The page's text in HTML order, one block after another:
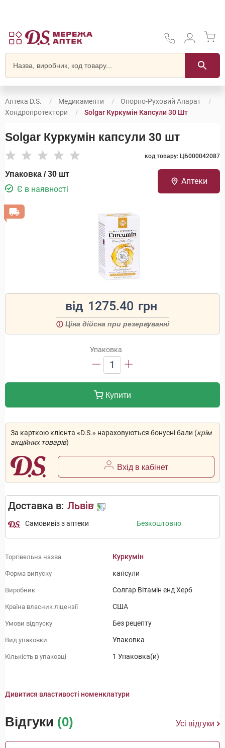
Аптека D.S. Медикаменти
Опорно-Руховий Апарат
Хондропротектори
Solgar Куркумін Капсули 30 Шт
Solgar Куркумін капсули 30 шт
код товару: ЦБ000042087
Упаковка / 30 шт
Є в наявності
Аптеки
від 1275.40 грн
Ціна дійсна при резервуванні
Упаковка
1
Купити
За карткою клієнта «D.S.» нараховуються бонусні бали (крім
акційних товарів)
Вхід в кабінет
Доставка в: Львів
Самовивіз з аптеки Безкоштовно
Торгівельна назва Куркумін
Форма випуску капсули
Виробник Солгар Вітамін енд Херб
Країна власник ліцензії США
Умови відпуску Без рецепту
Вид упаковки Упаковка
Кількість в упаковці 1 Упаковка(и)
Дивитися властивості номенклатури
Відгуки (0) Усі відгуки